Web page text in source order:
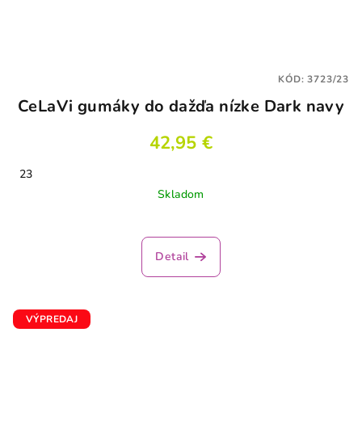
CeLaVi gumáky do dažďa nízke Dark navy
42,95 €
23
Skladom
Detail
KÓD:3723/23
VÝPREDAJ